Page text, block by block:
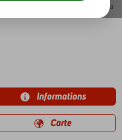
s'arrêtent devant l'hôtel. Il y a
Informations
Carte